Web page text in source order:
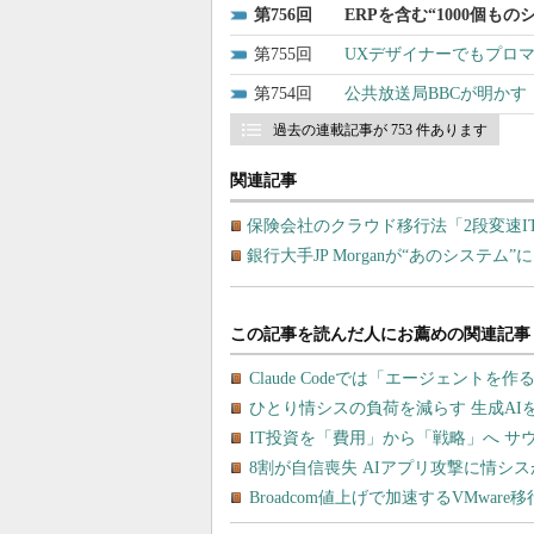
756 ERPを含む“1000個もの
755 UXデザイナーでもプロ
754 公共放送局BBCが明かす
過去の連載記事が 753 件あります
関連記事
保険会社のクラウド移行法「2段変速
銀行大手JP Morganが“あのシステム”